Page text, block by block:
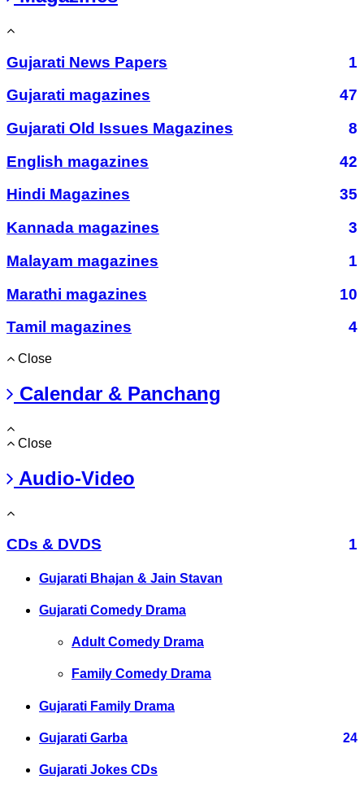
Gujarati News Papers
1
Gujarati magazines
47
Gujarati Old Issues Magazines
8
English magazines
42
Hindi Magazines
35
Kannada magazines
3
Malayam magazines
1
Marathi magazines
10
Tamil magazines
4
Close
Calendar & Panchang
Close
Audio-Video
CDs & DVDS 1
Gujarati Bhajan & Jain Stavan
Gujarati Comedy Drama
Adult Comedy Drama
Family Comedy Drama
Gujarati Family Drama
Gujarati Garba 24
Gujarati Jokes CDs